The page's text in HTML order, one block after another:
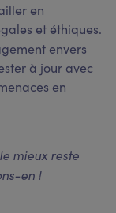
en
et éthiques.
envers
à jour avec
en
mieux reste
en !